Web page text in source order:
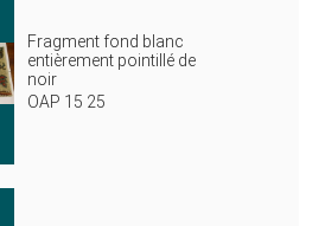
Fragment fond blanc
entièrement pointillé de
noir
OAP 15 25